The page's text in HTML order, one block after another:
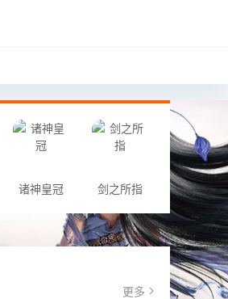
诸神皇冠 剑之所指
更多